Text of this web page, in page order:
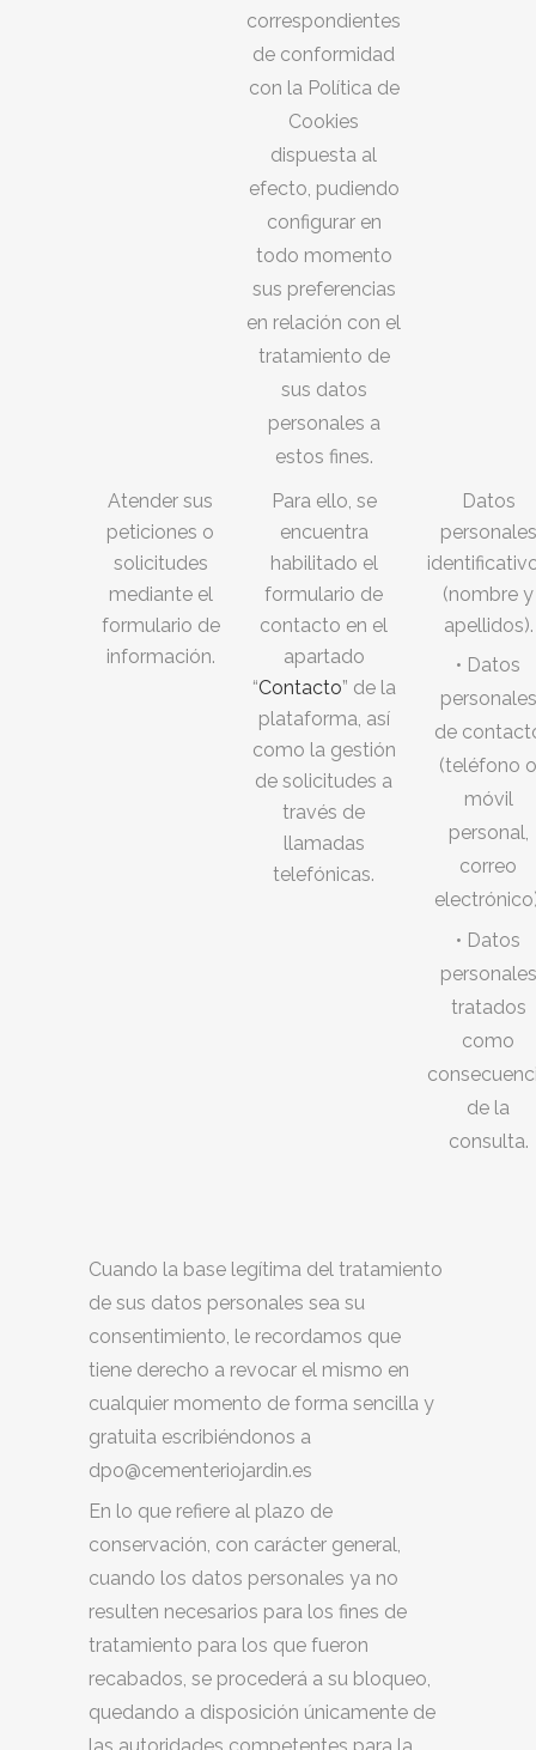
correspondientes
de conformidad
con la Política de
Cookies
dispuesta al
efecto, pudiendo
configurar en
todo momento
sus preferencias
en relación con el
tratamiento de
sus datos
personales a
estos fines.
Atender sus
peticiones o
solicitudes
mediante el
formulario de
información.
Para ello, se
encuentra
habilitado el
formulario de
contacto en el
apartado
“Contacto” de la
plataforma, así
como la gestión
de solicitudes a
través de
llamadas
telefónicas.
Datos
personales
(nombre y
apellidos).
• Datos
personales
de
(teléfono o
móvil
personal,
correo
• Datos
personales
tratados
como
de la
consulta.
Cuando la base legítima del tratamiento
de sus datos personales sea su
consentimiento, le recordamos que
tiene derecho a revocar el mismo en
cualquier momento de forma sencilla y
gratuita escribiéndonos a
dpo@cementeriojardin.es
En lo que refiere al plazo de
conservación, con carácter general,
cuando los datos personales ya no
resulten necesarios para los fines de
tratamiento para los que fueron
recabados, se procederá a su bloqueo,
quedando a disposición únicamente de